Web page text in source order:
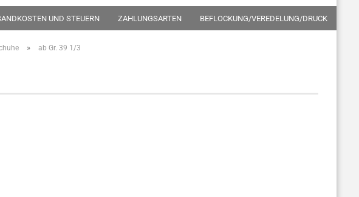
UND STEUERN ZAHLUNGSARTEN BEFLOCKUNG/VEREDELUNG/DRUCK
» ab Gr. 39 1/3